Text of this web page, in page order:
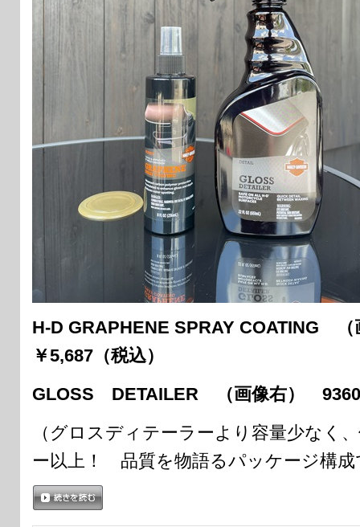
H-D GRAPHENE SPRAY COATING
￥5,687（税込）
GLOSS DETAILER （画像右）
（グロスディテーラーより容量少なく
ー以上！ 品質を物語るパッケージ構成